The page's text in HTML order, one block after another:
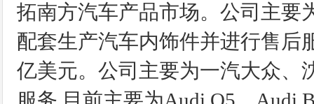
拓南方汽车产品市场。公司主要
配套生产汽车内饰件并进行售后
亿美元。公司主要为一汽大众、